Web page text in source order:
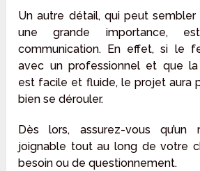
Un autre détail, qui peut sembler
une grande importance,
communication. En effet, si le
avec un professionnel et que la
est facile et fluide, le projet aura
bien se dérouler.
Dès lors, assurez-vous qu’un
joignable tout au long de votre
besoin ou de questionnement.